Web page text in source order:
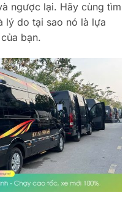
ngược lại. Hãy cùng tìm
lý do tại sao nó là lựa
bạn.